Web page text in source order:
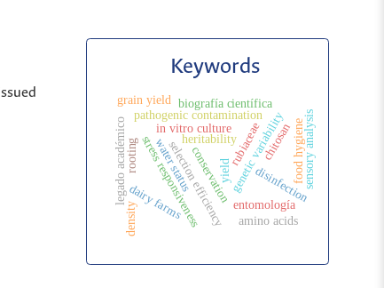
Keywords
genetic variability
heritability
selection efficiency
stress responsiveness yield
conservation disinfection
in vitro culture
rooting rubiaceae
dairy farms
food hygiene
pathogenic contamination
entomología
biografía científica
legado académico
amino acids
chitosan
grain yield
sensory analysis
water status
density